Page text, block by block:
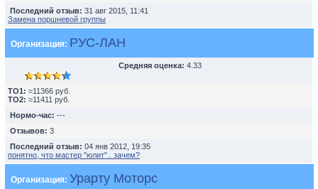
Последний отзыв: 31 авг 2015, 11:41
Замена поршневой группы
Организация: РУС-ЛАН
Средняя оценка: 4.33
TO1: ≈11366 руб.
TO2: ≈11411 руб.
Нормо-час: ---
Отзывов: 3
Последний отзыв: 04 янв 2012, 19:35
понятно, что мастер "юлит".. зачем?
Организация: Урарту Моторс